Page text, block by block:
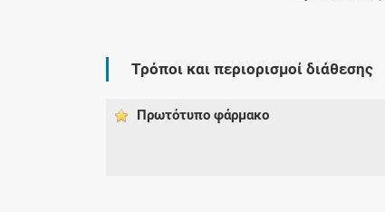
Τρόποι και περιορισμοί διάθεσης
Πρωτότυπο φάρμακo